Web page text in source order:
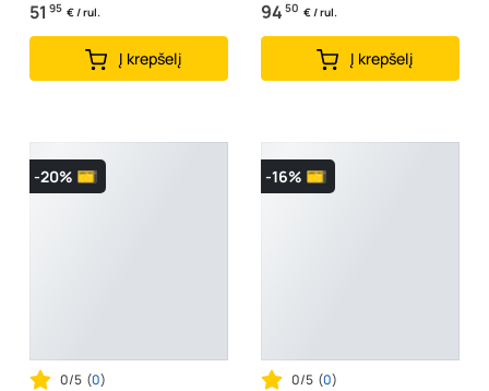
51 95 € / rul.
Į krepšelį
94 50 € / rul.
Į krepšelį
-20%
0/5 (0)
-16%
0/5 (0)